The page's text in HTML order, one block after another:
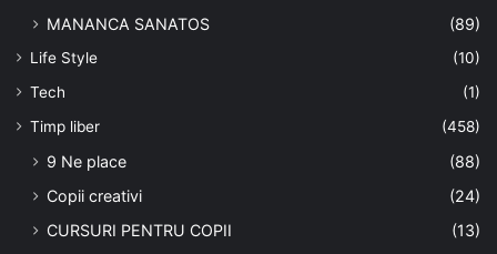
MANANCA SANATOS
(89)
Life Style
(10)
Tech
(1)
Timp liber
(458)
9 Ne place
(88)
Copii creativi
(24)
CURSURI PENTRU COPII
(13)